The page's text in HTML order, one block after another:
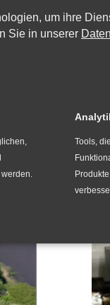
um ihre
Sie in unserer
Tools,